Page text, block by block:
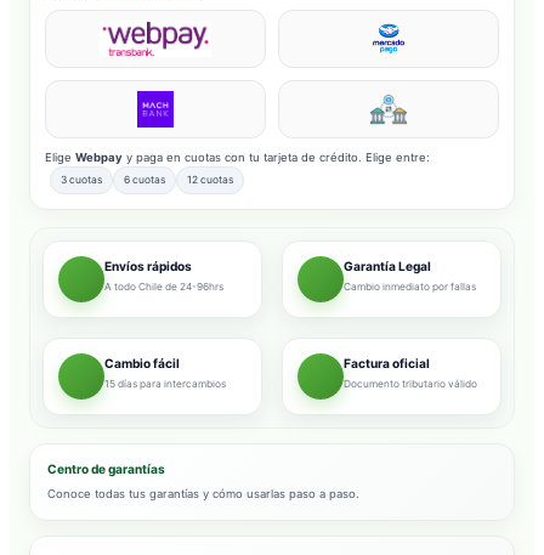
Elige Webpay y paga en cuotas con tu tarjeta de crédito. Elige entre:
3 cuotas 6 cuotas 12 cuotas
Envíos rápidos
A todo Chile de 24-96hrs
Garantía Legal
Cambio inmediato por fallas
Cambio fácil
15 días para intercambios
Factura oficial
Documento tributario válido
Centro de garantías
Conoce todas tus garantías y cómo usarlas paso a paso.